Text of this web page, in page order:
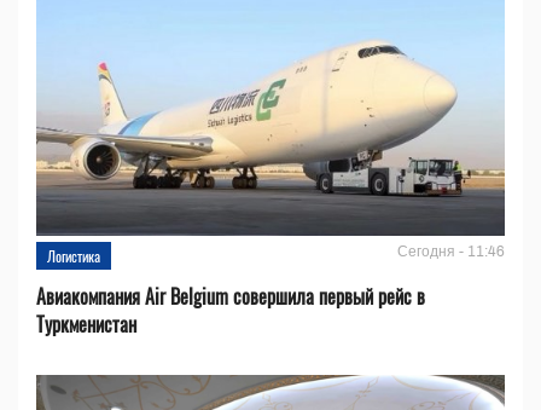
Логистика Сегодня - 11:46
Авиакомпания Air Belgium совершила первый рейс в
Туркменистан